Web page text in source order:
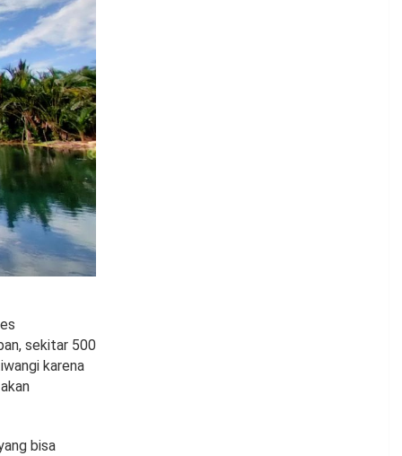
sekitar 500
karena
bisa